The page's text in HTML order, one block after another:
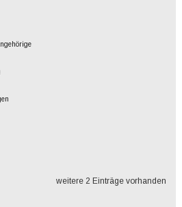
weitere 2 Einträge vorhanden